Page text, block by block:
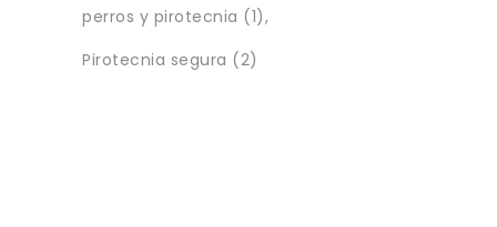
perros y pirotecnia (1)
Pirotecnia segura (2)